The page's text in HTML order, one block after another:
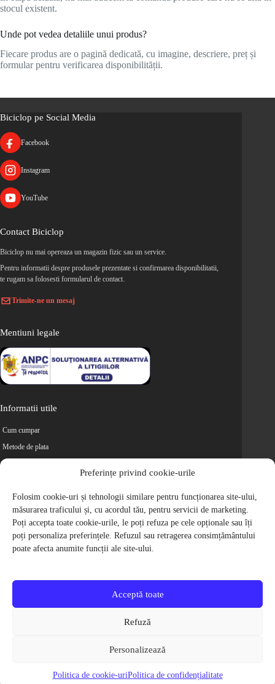
Preferințe privind cookie-urile
Folosim cookie-uri și tehnologii similare pentru funcționarea site-ului,
măsurarea traficului și, cu acordul tău, pentru servicii de marketing.
Poți accepta toate cookie-urile, le poți refuza pe cele opționale sau îți
poți personaliza preferințele. Refuzul sau retragerea consimțământului
poate afecta anumite funcții ale site-ului.
Acceptă toate
Refuză
Personalizează
Politica de cookie-uriPolitica de confidențialitate
stocul existent.
Unde pot vedea detaliile unui produs?
Fiecare produs are o pagină dedicată, cu imagine, descriere, preț și
formular pentru verificarea disponibilității.
Biciclop pe Social Media
Facebook
Instagram
YouTube
Contact Biciclop
Biciclop nu mai opereaza un magazin fizic sau un service.
Pentru informatii despre produsele prezentate si confirmarea disponibilitatii,
te rugam sa folosesti formularul de contact.
Trimite-ne un mesaj
Mentiuni legale
Informatii utile
Cum cumpar
Metode de plata
Retur
Cariere
Politica de Confidentialitate
Politica de cookie-uri